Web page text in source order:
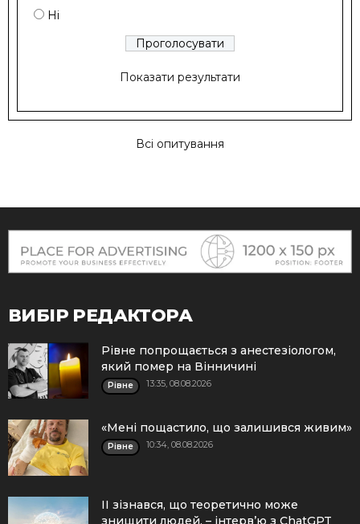
Ні
Показати результати
Всі опитування
ВИБІР РЕДАКТОРА
Рівне попрощається з анестезіологом,
який помер на Вінничині
Рівне 13:35, 08.08.2026
«Мені пощастило, що залишився живим»
Рівне 10:34, 08.08.2026
ІІ зізнався, що теоретично може
знищити людей, – інтерв’ю з ChatGPT